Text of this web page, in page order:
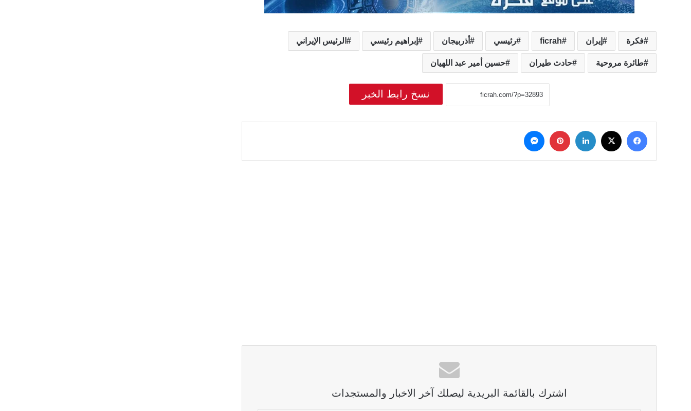
فكرة إيران ficrah رئيسي أذربيجان إبراهيم رئيسي الرئيس الإيراني
طائرة مروحية حادث طيران حسين أمير عبد اللهيان
نسخ رابط الخبر
فيسبوك لينكدإن بينتيريست
اشترك بالقائمة البريدية ليصلك آخر الاخبار والمستجدات